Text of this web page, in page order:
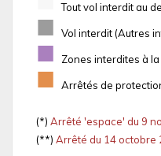
Tout vol interdit au
■ Vol interdit (Autres
■ Zones interdites à
■ Arrêtés de
(*) Arrêté 'espace' du 9
(**) Arrêté du 14 octobre